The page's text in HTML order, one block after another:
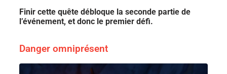
Finir cette quête débloque la seconde partie de
l’événement, et donc le premier défi.
Danger omniprésent